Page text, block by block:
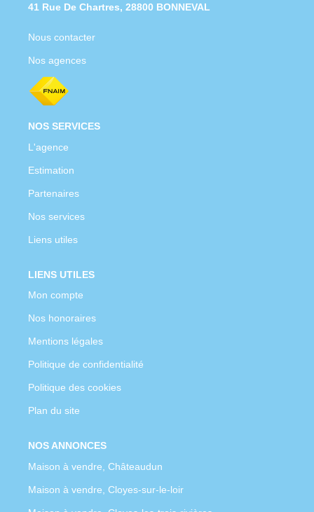
41 Rue De Chartres, 28800 BONNEVAL
Nous contacter
Nos agences
NOS SERVICES
L'agence
Estimation
Partenaires
Nos services
Liens utiles
LIENS UTILES
Mon compte
Nos honoraires
Mentions légales
Politique de confidentialité
Politique des cookies
Plan du site
NOS ANNONCES
Maison à vendre, Châteaudun
Maison à vendre, Cloyes-sur-le-loir